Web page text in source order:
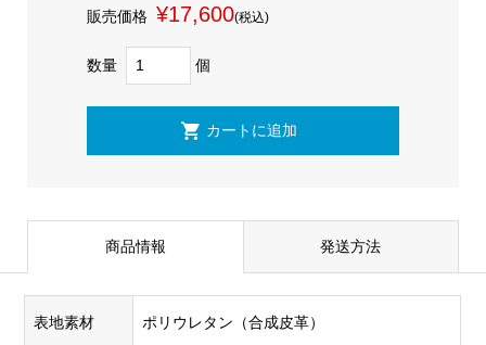
販売価格 ¥17,600(税込)
数量 個
商品情報 発送方法
表地素材 ポリウレタン（合成皮革）